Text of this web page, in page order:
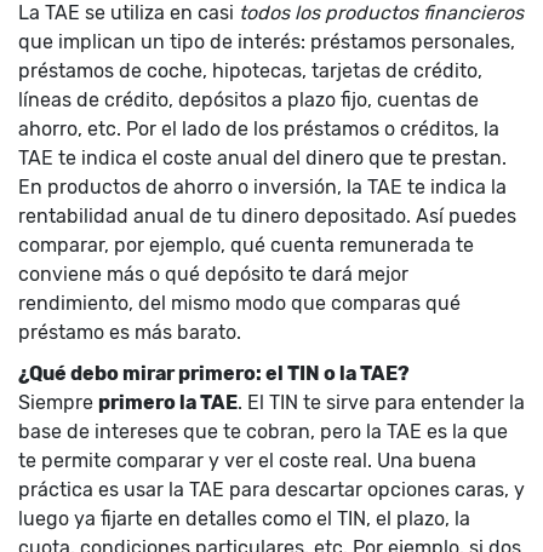
La TAE se utiliza en casi todos los productos financieros
que implican un tipo de interés: préstamos personales,
préstamos de coche, hipotecas, tarjetas de crédito,
líneas de crédito, depósitos a plazo fijo, cuentas de
ahorro, etc. Por el lado de los préstamos o créditos, la
TAE te indica el coste anual del dinero que te prestan.
En productos de ahorro o inversión, la TAE te indica la
rentabilidad anual de tu dinero depositado. Así puedes
comparar, por ejemplo, qué cuenta remunerada te
conviene más o qué depósito te dará mejor
rendimiento, del mismo modo que comparas qué
préstamo es más barato.
¿Qué debo mirar primero: el TIN o la TAE?
Siempre primero la TAE. El TIN te sirve para entender la
base de intereses que te cobran, pero la TAE es la que
te permite comparar y ver el coste real. Una buena
práctica es usar la TAE para descartar opciones caras, y
luego ya fijarte en detalles como el TIN, el plazo, la